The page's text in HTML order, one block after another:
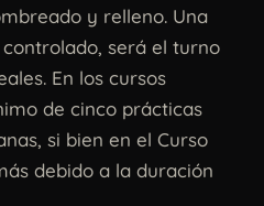
y relleno. Una
será el turno
En los cursos
de cinco prácticas
si bien en el Curso
debido a la duración